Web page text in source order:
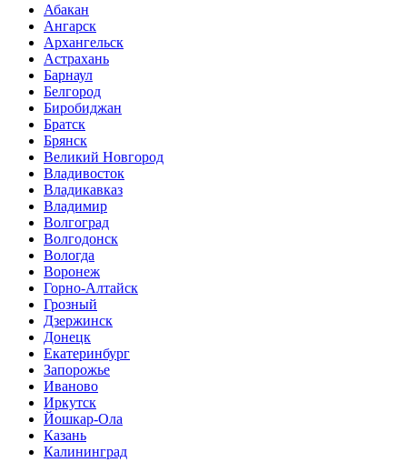
Абакан
Ангарск
Архангельск
Астрахань
Барнаул
Белгород
Биробиджан
Братск
Брянск
Великий Новгород
Владивосток
Владикавказ
Владимир
Волгоград
Волгодонск
Вологда
Воронеж
Горно-Алтайск
Грозный
Дзержинск
Донецк
Екатеринбург
Запорожье
Иваново
Иркутск
Йошкар-Ола
Казань
Калининград